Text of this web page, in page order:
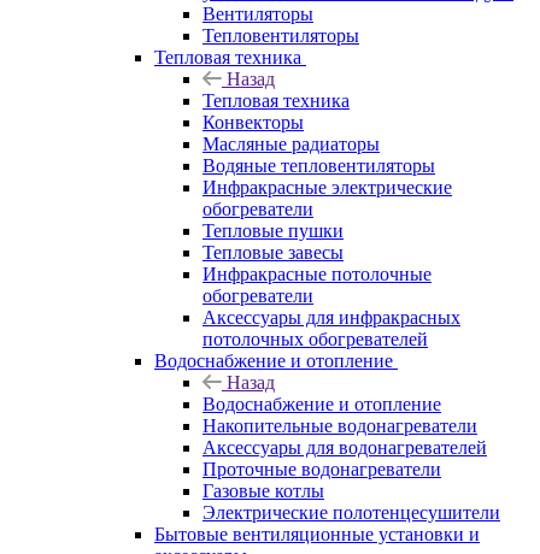
Вентиляторы
Тепловентиляторы
Тепловая техника
Назад
Тепловая техника
Конвекторы
Масляные радиаторы
Водяные тепловентиляторы
Инфракрасные электрические
обогреватели
Тепловые пушки
Тепловые завесы
Инфракрасные потолочные
обогреватели
Аксессуары для инфракрасных
потолочных обогревателей
Водоснабжение и отопление
Назад
Водоснабжение и отопление
Накопительные водонагреватели
Аксессуары для водонагревателей
Проточные водонагреватели
Газовые котлы
Электрические полотенцесушители
Бытовые вентиляционные установки и